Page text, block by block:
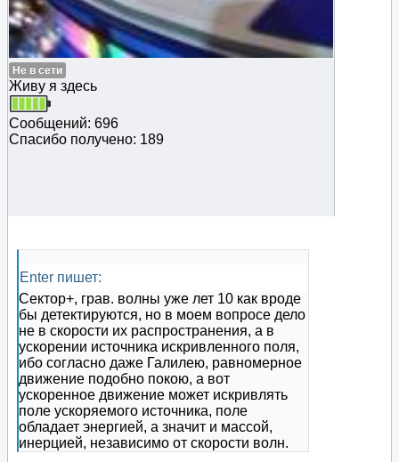
Не в сети
Живу я здесь
Сообщений: 696
Спасибо получено: 189
Enter пишет:
Сектор+, грав. волны уже лет 10 как вроде
бы детектируются, но в моем вопросе дело
не в скорости их распространения, а в
ускорении источника искривленного поля,
ибо согласно даже Галилею, равномерное
движение подобно покою, а вот
ускоренное движение может искривлять
поле ускоряемого источника, поле
обладает энергией, а значит и массой,
инерцией, независимо от скорости волн.